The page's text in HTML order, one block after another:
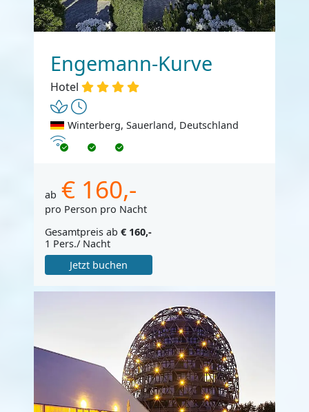
Engemann-Kurve
Hotel
Winterberg, Sauerland, Deutschland
Internet
ab € 160,-
pro Person pro Nacht
Gesamtpreis ab € 160,-
1 Pers./ Nacht
Jetzt buchen